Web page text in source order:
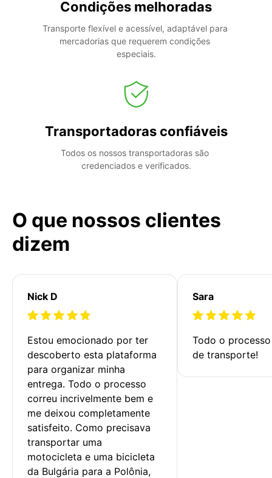
Condições melhoradas
Transporte flexível e acessível, adaptável para
mercadorias que requerem condições
especiais.
Transportadoras confiáveis
Todos os nossos transportadoras são
credenciados e verificados.
O que nossos clientes
dizem
Nick D
Estou emocionado por ter
descoberto esta plataforma
para organizar minha
entrega. Todo o processo
correu incrivelmente bem e
me deixou completamente
satisfeito. Como precisava
transportar uma
motocicleta e uma bicicleta
da Bulgária para a Polônia,
Sara
Todo o
de transporte!